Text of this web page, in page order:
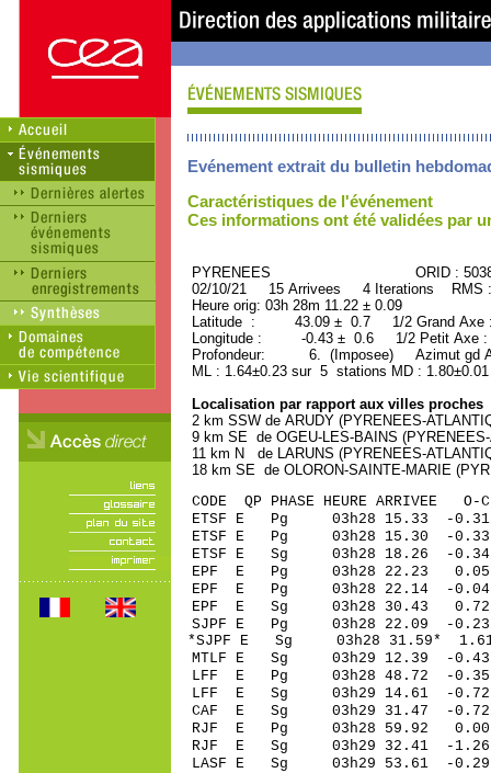
Evénement extrait du bulletin
Caractéristiques de l'événement
Ces informations ont été validées par
PYRENEES ORID :
02/10/21 15 Arrivees 4 Iterations RMS
Heure orig: 03h 28m 11.22 ± 0.09
Latitude : 43.09 ± 0.7 1/2 Grand
Longitude : -0.43 ± 0.6 1/2 Petit Axe
Profondeur: 6. (Imposee) Azimut gd
ML : 1.64±0.23 sur 5 stations MD :
Localisation par rapport aux villes proches
2 km SSW de ARUDY (PYRENEES-
9 km SE de OGEU-LES-BAINS
11 km N de LARUNS (PYRENEES-
18 km SE de OLORON-SAINTE-MARIE
CODE QP PHASE HEURE
ETSF E Pg 03h28
ETSF E Pg 03h28
ETSF E Sg 03h28 18.26
EPF E Pg 03h28
EPF E Pg 03h28
EPF E Sg 03h28 30.43
SJPF E Pg 03h28
*SJPF E Sg 03h28
MTLF E Sg 03h29 12.39
LFF E Pg 03h28
LFF E Sg 03h29 14.61 -
CAF E Sg 03h29 31.47
RJF E Pg 03h28
RJF E Sg 03h29 32.41
LASF E Sg 03h29 53.61